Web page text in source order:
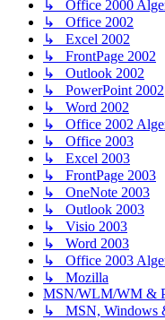
↳ Office 2000
↳ Office 2002
↳ Excel 2002
↳ FrontPage 2002
↳ Outlook 2002
↳ PowerPoint 2002
↳ Word 2002
↳ Office 2002
↳ Office 2003
↳ Excel 2003
↳ FrontPage 2003
↳ OneNote 2003
↳ Outlook 2003
↳ Visio 2003
↳ Word 2003
↳ Office 2003
↳ Mozilla
MSN/WLM/WM &
↳ MSN, Windows